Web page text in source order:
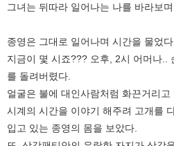
그녀는 뒤따라 일어나는 나를 바라보
종영은 그대로 일어나며 시간을 물었다.
지금이 몇 시죠??? 오후, 2시 어머나..
를 돌려버렸다.
얼굴은 불에 대인사람처럼 화끈거리고
시계의 시간을 이야기 해주려 고개를
입고 있는 종영의 몸을 보았다.